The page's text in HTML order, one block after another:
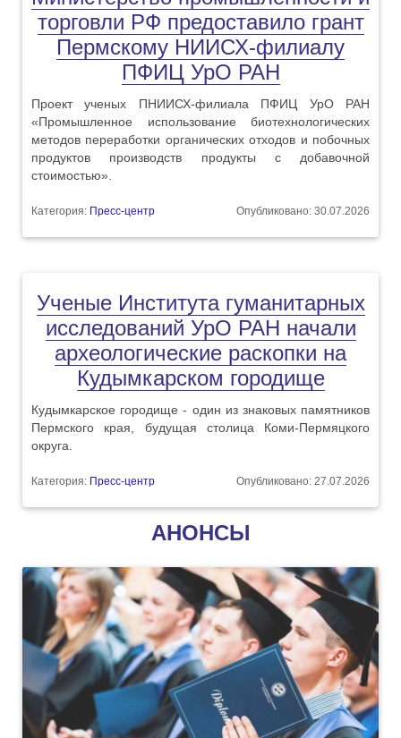
торговли РФ предоставило грант
Пермскому НИИСХ-филиалу
ПФИЦ УрО РАН
Проект ученых ПНИИСХ-филиала ПФИЦ УрО РАН
«Промышленное использование биотехнологических
методов переработки органических отходов и побочных
продуктов производств продукты с добавочной
стоимостью».
Категория: Пресс-центр Опубликовано: 30.07.2026
Ученые Института гуманитарных
исследований УрО РАН начали
археологические раскопки на
Кудымкарском городище
Кудымкарское городище - один из знаковых памятников
Пермского края, будущая столица Коми-Пермяцкого
округа.
Категория: Пресс-центр Опубликовано: 27.07.2026
АНОНСЫ